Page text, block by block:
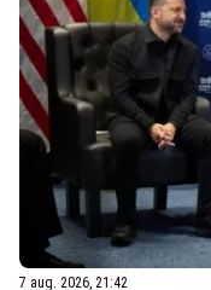
7 aug. 2026, 21:42